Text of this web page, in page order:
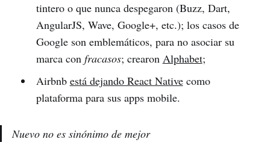
tintero o que nunca despegaron (Buzz, Dart,
AngularJS, Wave, Google+, etc.); los casos de
Google son emblemáticos, para no asociar su
marca con fracasos; crearon Alphabet;
Airbnb está dejando React Nativecomo
plataforma para sus apps mobile.
Nuevo no es sinónimo de mejor